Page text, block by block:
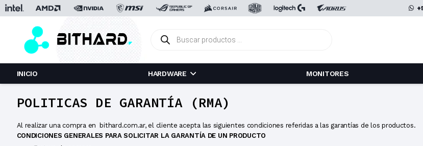
Búsqueda
de
INICIO HARDWARE MONITORES
POLITICAS DE GARANTÍA (RMA)
Al realizar una compra en bithard.com.ar, el cliente acepta las siguientes condiciones referidas a las garantías de los productos.
CONDICIONES GENERALES PARA SOLICITAR LA GARANTÍA DE UN PRODUCTO